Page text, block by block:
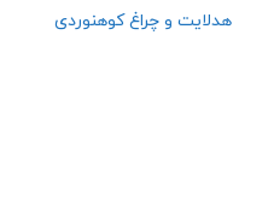
هدلایت و چراغ کوهنوردی